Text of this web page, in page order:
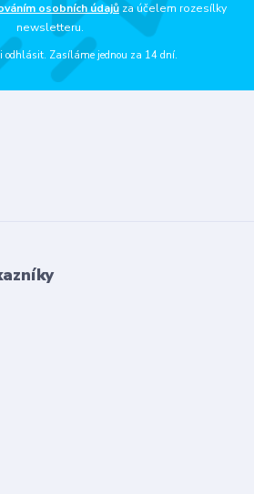
osobních údajůza účelem rozesílky
newsletteru.
odhlásit. Zasíláme jednou za 14 dní.